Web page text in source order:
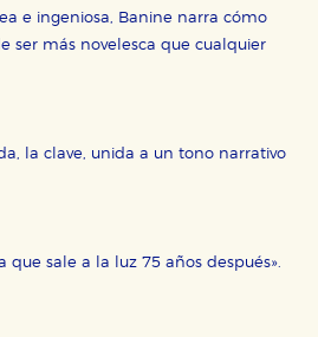
e ingeniosa, Banine narra cómo
ser más novelesca que cualquier
la clave, unida a un tono narrativo
que sale a la luz 75 años después».